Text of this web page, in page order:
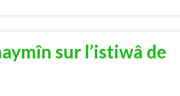
sur l’istiwâ de